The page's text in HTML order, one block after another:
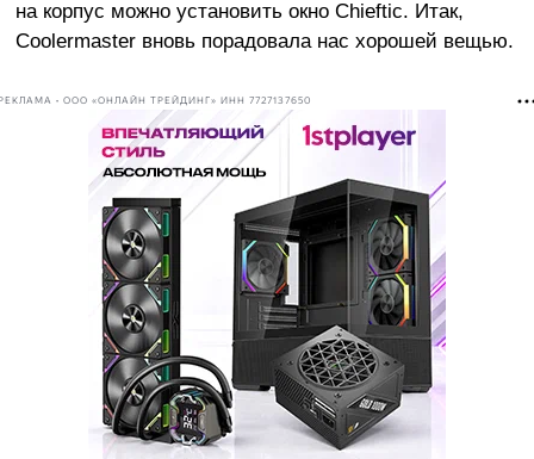
на корпус можно установить окно Chieftic. Итак,
Coolermaster вновь порадовала нас хорошей вещью.
• ООО «ОНЛАЙН ТРЕЙДИНГ» ИНН 7727137650